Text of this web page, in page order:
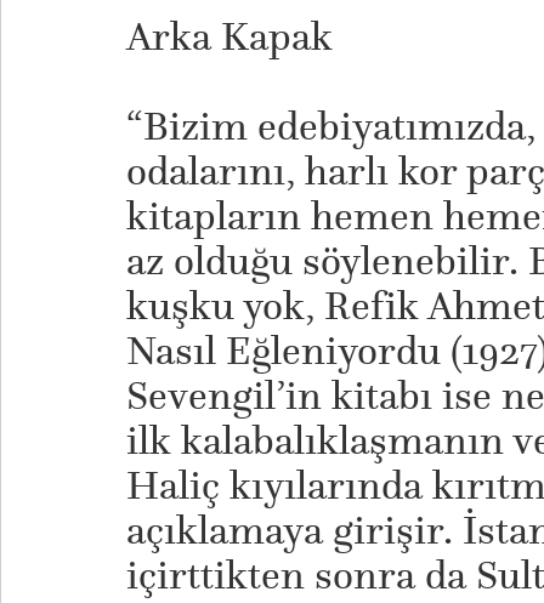
Arka Kapak
“Bizim
odalarını, harlı kor
kitapların hemen
az olduğu söylenebilir.
kuşku yok, Refik
Nasıl Eğleniyordu
Sevengil’in kitabı ise
ilk kalabalıklaşmanın
Haliç kıyılarında
açıklamaya girişir.
içirttikten sonra da